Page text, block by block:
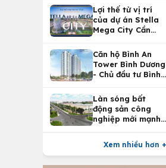
Nhà Tại
Vietcombank
Lợi thế từ vị trí
của dự án Stella
Mega City Cần
Căn hộ Bình An
Tower Bình Dương
- Chủ đầu tư Bình
Làn sóng bất
động sản công
nghiệp mới mạnh
Xem nhiều hơn +